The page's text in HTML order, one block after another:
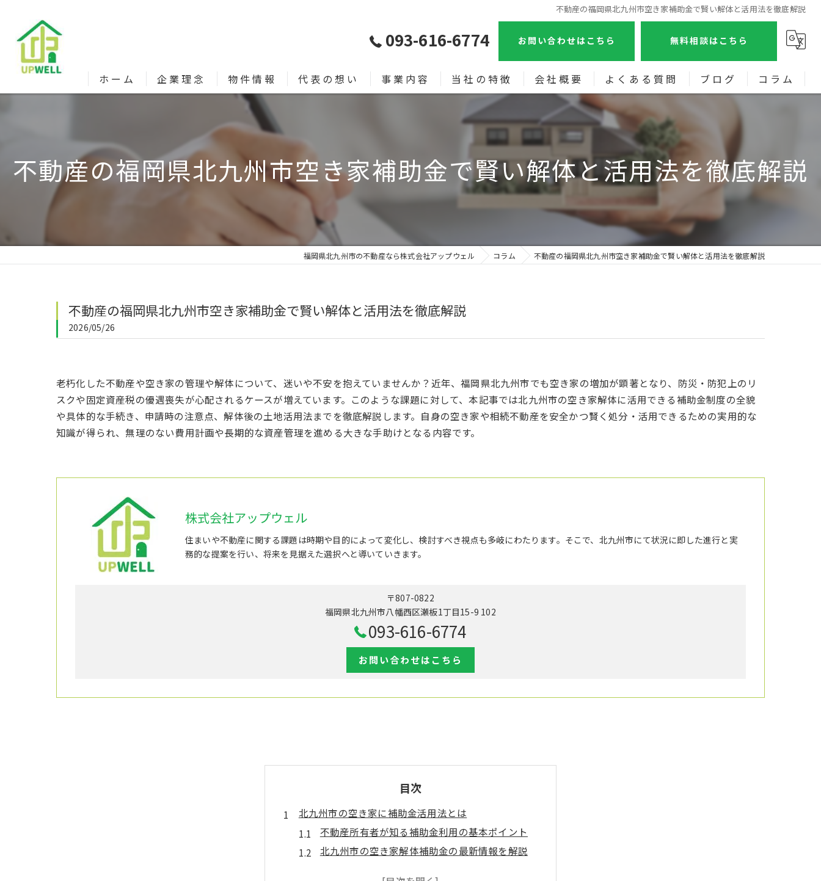
不動産の福岡県北九州市空き家補助金で賢い解体と活用法を徹底解説
093-616-6774 お問い合わせはこちら 無料相談はこちら
ホーム 企業理念 物件情報 代表の想い 事業内容 当社の特徴
売買
新築
会社概要
漫画特集
よくある質問 ブログ コラム
不動産の福岡県北九州市空き家補助金で賢い解体と活用法を徹底解説
福岡県北九州市の不動産なら株式会社アップウェル コラム 不動産の福岡県北九州市空き家補助金で賢い解体と活用法を徹底解説
不動産の福岡県北九州市空き家補助金で賢い解体と活用法を徹底解説
2026/05/26
老朽化した不動産や空き家の管理や解体について、迷いや不安を抱えていませんか？近年、福岡県北九州市でも空き家の増加が顕著となり、防災・防犯上のリ
スクや固定資産税の優遇喪失が心配されるケースが増えています。このような課題に対して、本記事では北九州市の空き家解体に活用できる補助金制度の全貌
や具体的な手続き、申請時の注意点、解体後の土地活用法までを徹底解説します。自身の空き家や相続不動産を安全かつ賢く処分・活用できるための実用的な
知識が得られ、無理のない費用計画や長期的な資産管理を進める大きな手助けとなる内容です。
株式会社アップウェル
住まいや不動産に関する課題は時期や目的によって変化し、検討すべき視点も多岐にわたります。そこで、北九州市にて状況に即した進行と実
務的な提案を行い、将来を見据えた選択へと導いていきます。
〒807-0822
福岡県北九州市八幡西区瀬板1丁目15-9 102
093-616-6774
お問い合わせはこちら
目次
北九州市の空き家に補助金活用法とは
不動産所有者が知る補助金利用の基本ポイント
北九州市の空き家解体補助金の最新情報を解説